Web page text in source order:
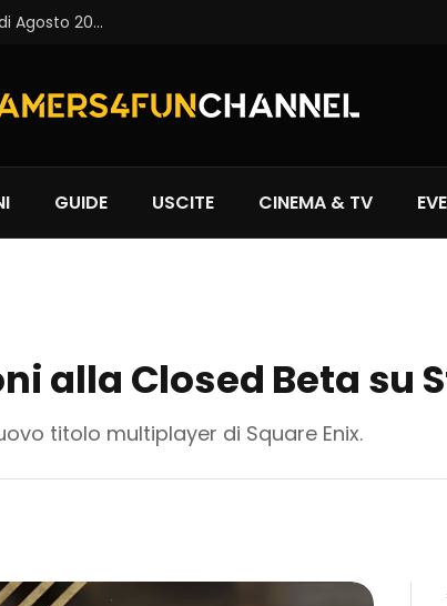
Epic Games Store: Disponibili i Primi Giochi Gratis di Agosto 2026
GUIDE USCITE CINEMA & TV
alla Closed Beta su
titolo multiplayer di Square Enix.